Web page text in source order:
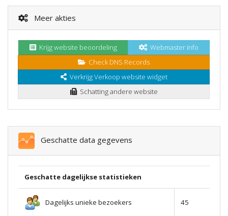
Meer akties
Krijg website beoordeling
Webmaster info
Check DNS Records
Verkrijg Verkoop website widget
Schatting andere website
Geschatte data gegevens
Geschatte dagelijkse statistieken
Dagelijks unieke bezoekers 45